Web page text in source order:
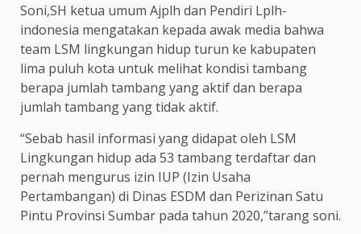
Soni,SH ketua umum Ajplh dan Pendiri Lplh-
indonesia mengatakan kepada awak media bahwa
team LSM lingkungan hidup turun ke kabupaten
lima puluh kota untuk melihat kondisi tambang
berapa jumlah tambang yang aktif dan berapa
jumlah tambang yang tidak aktif.
“Sebab hasil informasi yang didapat oleh LSM
Lingkungan hidup ada 53 tambang terdaftar dan
pernah mengurus izin IUP (Izin Usaha
Pertambangan) di Dinas ESDM dan Perizinan Satu
Pintu Provinsi Sumbar pada tahun 2020,”tarang soni.